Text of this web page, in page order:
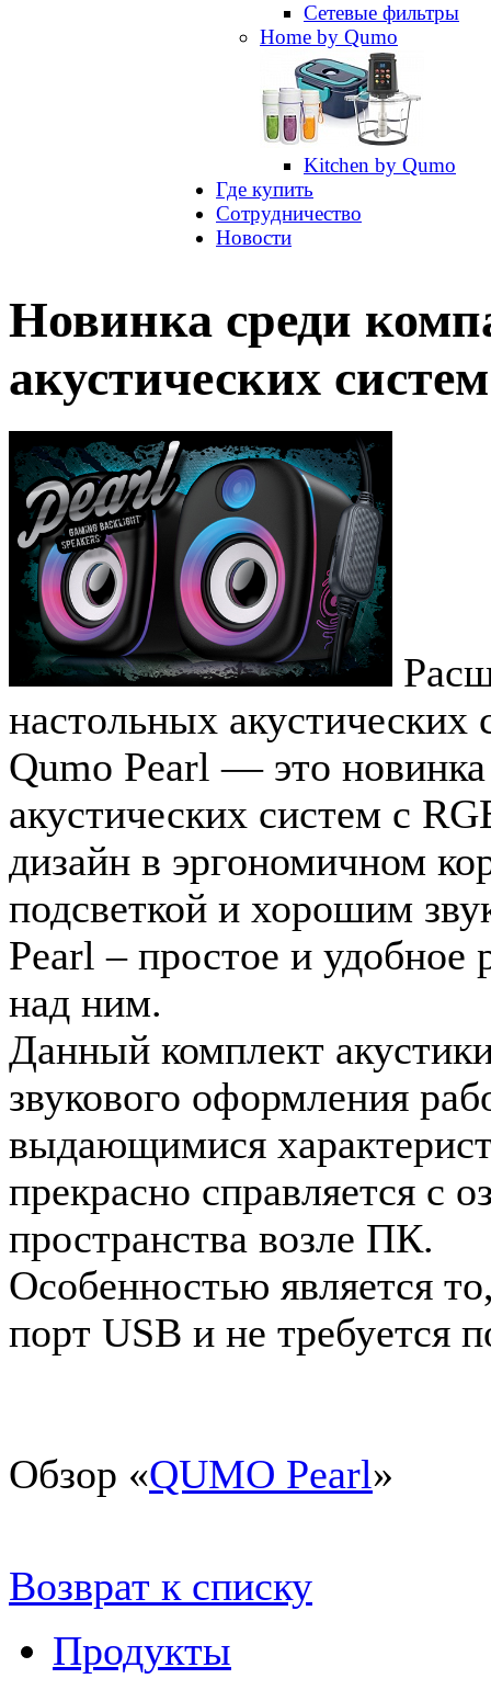
Сетевые фильтры
Home by Qumo
Kitchen by Qumo
Где купить
Сотрудничество
Новости
Новинка среди
акустических систем
настольных
Qumo Pearl — это
акустических систем с
дизайн в эргономичном
подсветкой и хорошим
Pearl – простое и удобное
над ним.
Данный комплект
звукового оформления
выдающимися
прекрасно справляется с
пространства возле ПК.
Особенностью является
порт USB и не требуется
Обзор «QUMO Pearl»
Возврат к списку
Продукты